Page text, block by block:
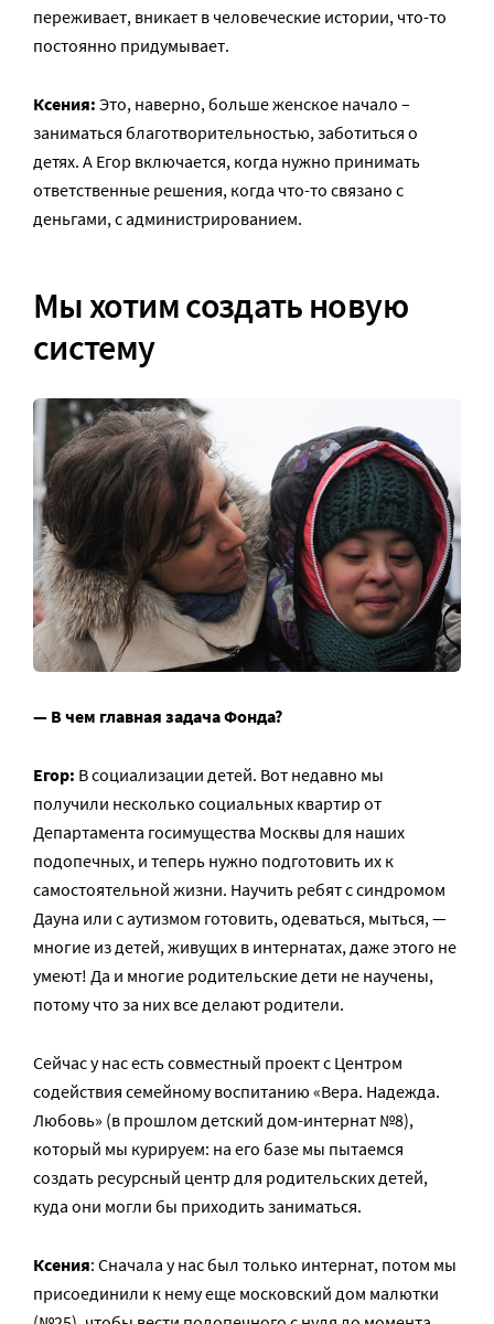
переживает, вникает в человеческие истории, что-то
постоянно придумывает.
Ксения: Это, наверно, больше женское начало –
заниматься благотворительностью, заботиться о
детях. А Егор включается, когда нужно принимать
ответственные решения, когда что-то связано с
деньгами, с администрированием.
Мы хотим создать новую
систему
— В чем главная задача Фонда?
Егор: В социализации детей. Вот недавно мы
получили несколько социальных квартир от
Департамента госимущества Москвы для наших
подопечных, и теперь нужно подготовить их к
самостоятельной жизни. Научить ребят с синдромом
Дауна или с аутизмом готовить, одеваться, мыться, —
многие из детей, живущих в интернатах, даже этого не
умеют! Да и многие родительские дети не научены,
потому что за них все делают родители.
Сейчас у нас есть совместный проект с Центром
содействия семейному воспитанию «Вера. Надежда.
Любовь» (в прошлом детский дом-интернат №8),
который мы курируем: на его базе мы пытаемся
создать ресурсный центр для родительских детей,
куда они могли бы приходить заниматься.
Ксения: Сначала у нас был только интернат, потом мы
присоединили к нему еще московский дом малютки